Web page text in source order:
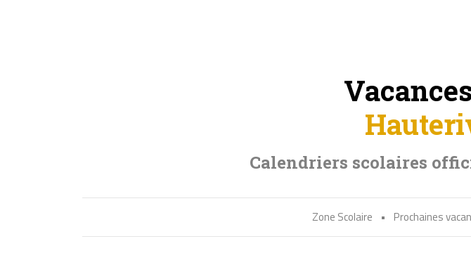
Calendriers scolaires
Zone Scolaire • Prochaines